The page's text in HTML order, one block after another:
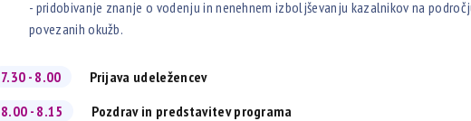
- pridobivanje znanje o vodenju in nenehnem izboljševanju kazalnikov na
povezanih okužb.
7.30 - 8.00
Prijava udeležencev
8.00 - 8.15
Pozdrav in predstavitev programa